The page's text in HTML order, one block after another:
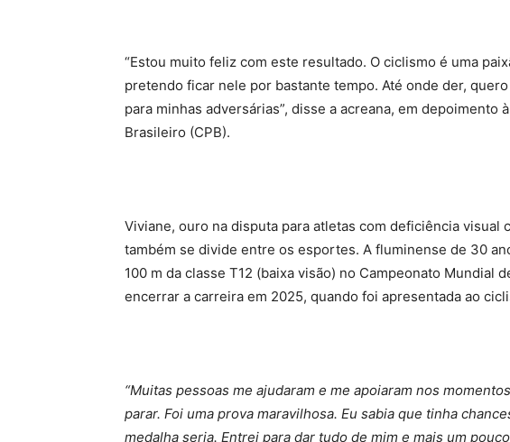
“Estou muito feliz com este resultado. O ciclismo é uma
pretendo ficar nele por bastante tempo. Até onde der,
para minhas adversárias”, disse a acreana, em depoimento
Brasileiro (CPB).
Viviane, ouro na disputa para atletas com deficiência visual
também se divide entre os esportes. A fluminense de 30
100 m da classe T12 (baixa visão) no Campeonato Mundial
encerrar a carreira em 2025, quando foi apresentada ao
“Muitas pessoas me ajudaram e me apoiaram nos
parar. Foi uma prova maravilhosa. Eu sabia que tinha
medalha seria. Entrei para dar tudo de mim e mais um